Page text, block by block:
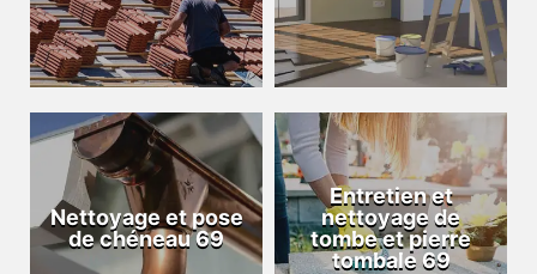
Nettoyage et pose
de chéneau 69
Entretien et
nettoyage de
tombe et pierre
tombale 69